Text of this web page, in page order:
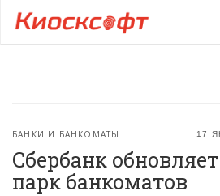
17
БАНКИ И БАНКОМАТЫ
Сбербанк
парк банкоматов